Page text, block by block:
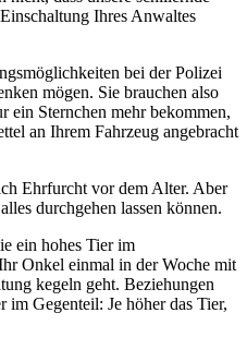
Ihres Anwaltes
bei der Polizei
mögen. Sie brauchen also
ein Sternchen mehr bekommen,
an Ihrem Fahrzeug angebracht
Ehrfurcht vor dem Alter. Aber
durchgehen lassen können.
ein hohes Tier im
Onkel einmal in der Woche mit
kegeln geht. Beziehungen
im Gegenteil: Je höher das Tier,